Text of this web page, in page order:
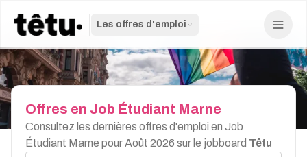
Les offres d'emploi
Offres en Job Étudiant Marne
Consultez les dernières offres d'emploi en Job
Étudiant Marne pour Août 2026 sur le jobboard Têtu
Rechercher par job, mot-clé ou entreprise